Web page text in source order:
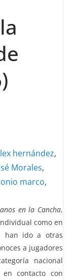
hernández,
Morales,
marco,
en la Cancha,
como en
han ido a otras
a jugadores
nacional
contacto con